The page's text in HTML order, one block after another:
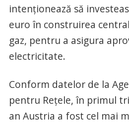
intenţionează să
euro în construirea
gaz, pentru a asigura
electricitate.
Conform datelor de la
pentru Reţele, în primul
an Austria a fost cel mai